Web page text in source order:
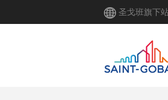
圣戈班旗下